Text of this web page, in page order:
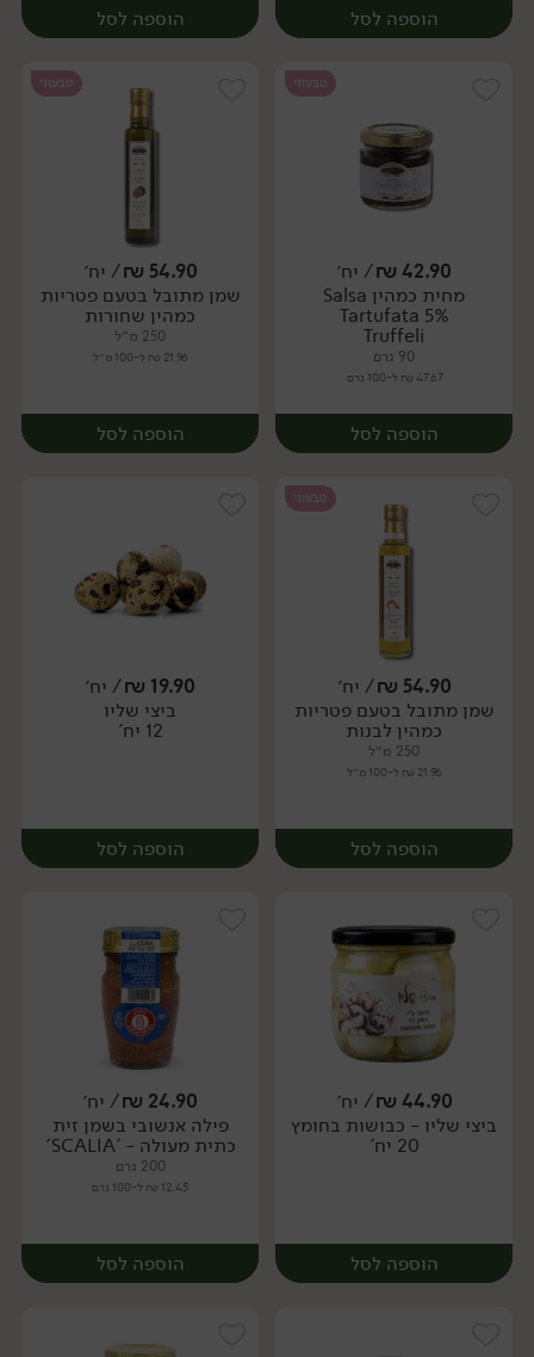
הוספה לסל
יח׳
הוספה לסל
יח׳
טבעוני
42.90
₪/ יח׳
מחית כמהין Salsa
Tartufata 5%
Truffeli
90 גרם
47.67 ₪ ל-100 גרם
הוספה לסל
יח׳
טבעוני
54.90
₪/ יח׳
שמן מתובל בטעם פטריות
כמהין שחורות
250 מ״ל
21.96 ₪ ל-100 מ״ל
הוספה לסל
יח׳
טבעוני
54.90
₪/ יח׳
שמן מתובל בטעם פטריות
כמהין לבנות
250 מ״ל
21.96 ₪ ל-100 מ״ל
הוספה לסל
יח׳
19.90
₪/ יח׳
ביצי שליו
12 יח'
הוספה לסל
יח׳
44.90
₪/ יח׳
ביצי שליו - כבושות בחומץ
20 יח'
הוספה לסל
24.90
₪/ יח׳
פילה אנשובי בשמן זית
כתית מעולה - 'SCALIA'
200 גרם
12.45 ₪ ל-100 גרם
הוספה לסל